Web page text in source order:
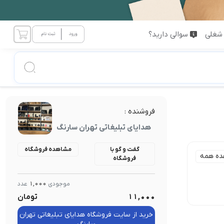
سوالی دارید؟
همه
فروشنده :
هدایای تبلیغاتی تهران سارنگ
گفت و گو با
فروشگاه
مشاهده فروشگاه
موجودی 1,000 عدد
11,000 تومان
خرید از سایت فروشگاه هدایای تبلیغاتی تهران